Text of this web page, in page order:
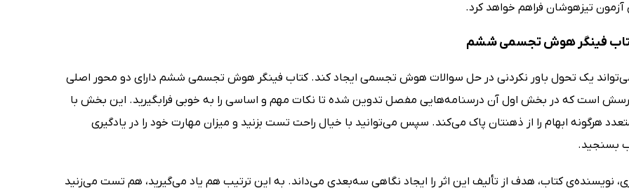
آزمون تیزهوشان فراهم خواهد کرد.
کتاب فینگر هوش تجسمی ششم
یک تحول باور نکردنی در حل سوالات هوش تجسمی ایجاد کند. کتاب فینگر هوش تجسمی ششم دارای دو محور اصلی
است که در بخش اول آن درسنامه‌هایی مفصل تدوین شده تا نکات مهم و اساسی را به خوبی فرابگیرید. این بخش با
هرگونه ابهام را از ذهنتان پاک می‌کند. سپس می‌توانید با خیال راحت تست بزنید و میزان مهارت خود را در یادگیری
بسنجید.
نویسنده‌ی کتاب، هدف از تألیف این اثر را ایجاد نگاهی سه‌بعدی می‌داند. به این ترتیب هم یاد می‌گیرید، هم تست می‌زنید